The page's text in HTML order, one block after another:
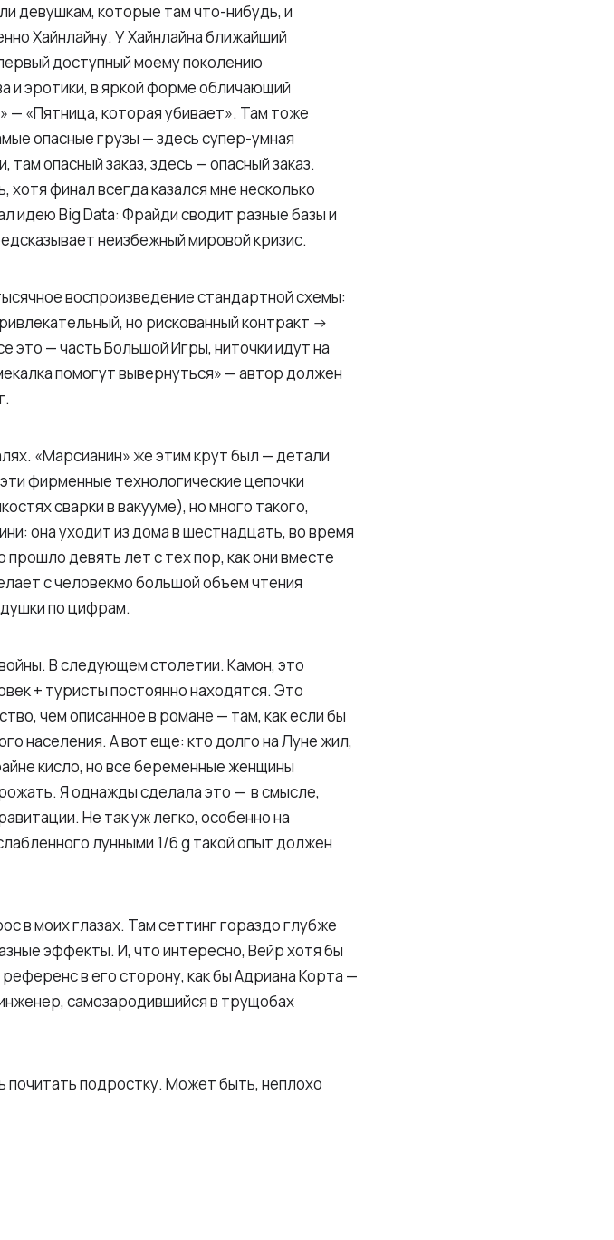
девушкам, которые там что-нибудь, и
Хайнлайну. У Хайнлайна ближайший
доступный моему поколению
и эротики, в яркой форме обличающий
«Пятница, которая убивает». Там тоже
опасные грузы — здесь супер-умная
опасный заказ, здесь — опасный заказ.
финал всегда казался мне несколько
идею Big Data: Фрайди сводит разные базы и
неизбежный мировой кризис.
воспроизведение стандартной схемы:
но рискованный контракт ->
это — часть Большой Игры, ниточки идут на
помогут вывернуться» — автор должен
«Марсианин» же этим крут был — детали
фирменные технологические цепочки
сварки в вакууме), но много такого,
она уходит из дома в шестнадцать, во время
девять лет с тех пор, как они вместе
с человекмо большой объем чтения
по цифрам.
В следующем столетии. Камон, это
+ туристы постоянно находятся. Это
чем описанное в романе — там, как если бы
населения. А вот еще: кто долго на Луне жил,
кисло, но все беременные женщины
Я однажды сделала это — в смысле,
Не так уж легко, особенно на
лунными 1/6 g такой опыт должен
в моих глазах. Там сеттинг гораздо глубже
эффекты. И, что интересно, Вейр хотя бы
в его сторону, как бы Адриана Корта —
самозародившийся в трущобах
подростку. Может быть, неплохо